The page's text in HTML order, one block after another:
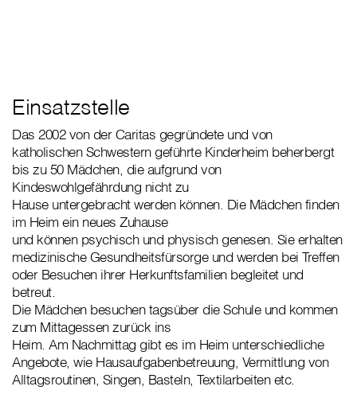
Einsatzstelle
Das 2002 von der Caritas gegründete und von
katholischen Schwestern geführte Kinderheim beherbergt
bis zu 50 Mädchen, die aufgrund von
Kindeswohlgefährdung nicht zu
Hause untergebracht werden können. Die Mädchen finden
im Heim ein neues Zuhause
und können psychisch und physisch genesen. Sie erhalten
medizinische Gesundheitsfürsorge und werden bei Treffen
oder Besuchen ihrer Herkunftsfamilien begleitet und
betreut.
Die Mädchen besuchen tagsüber die Schule und kommen
zum Mittagessen zurück ins
Heim. Am Nachmittag gibt es im Heim unterschiedliche
Angebote, wie Hausaufgabenbetreuung, Vermittlung von
Alltagsroutinen, Singen, Basteln, Textilarbeiten etc.